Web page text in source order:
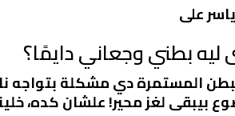
على
ليه بطني وجعاني دايمًا؟
المستمرة دي مشكلة بتواجه
بيبقى لغز محير! علشان كده،